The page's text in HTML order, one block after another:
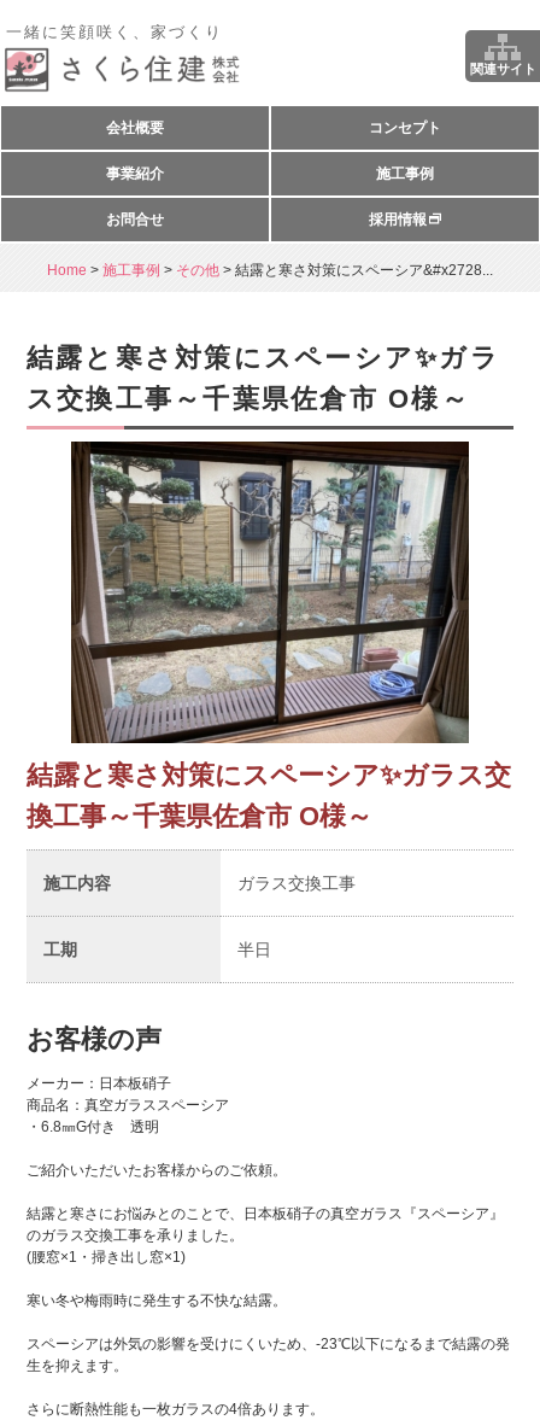
一緒に笑顔咲く、家づくり
関連サイト
会社概要 コンセプト
事業紹介 施工事例
お問合せ 採用情報
Home > 施工事例 > その他 > 結露と寒さ対策にスペーシア&#x2728...
結露と寒さ対策にスペーシア✨ガラ
ス交換工事～千葉県佐倉市 O様～
結露と寒さ対策にスペーシア✨ガラス交
換工事～千葉県佐倉市 O様～
施工内容 ガラス交換工事
工期 半日
お客様の声
メーカー：日本板硝子
商品名：真空ガラススペーシア
・6.8㎜G付き 透明
ご紹介いただいたお客様からのご依頼。
結露と寒さにお悩みとのことで、日本板硝子の真空ガラス『スペーシア』
のガラス交換工事を承りました。
(腰窓×1・掃き出し窓×1)
寒い冬や梅雨時に発生する不快な結露。
スペーシアは外気の影響を受けにくいため、-23℃以下になるまで結露の発
生を抑えます。
さらに断熱性能も一枚ガラスの4倍あります。